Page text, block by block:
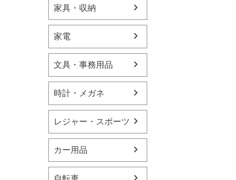
家具・収納
家電
文具・事務用品
時計・メガネ
レジャー・スポーツ
カー用品